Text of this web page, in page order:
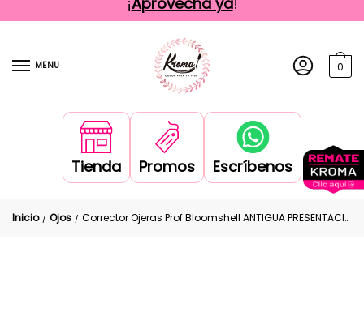
MENU 0
Tienda Promos Escríbenos
Inicio / Ojos / Corrector Ojeras Prof Bloomshell ANTIGUA PRESENTACIÓN CAJA BLANCA